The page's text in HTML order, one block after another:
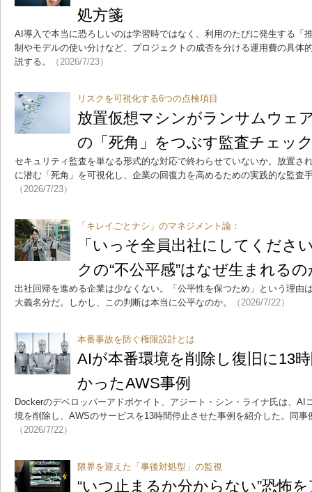
処方箋
AI導入で本当に恐ろしいのは学習時ではなく、利用のたびに発生する「
制やモデルの使い分けなど、プロジェクトの成否を分ける運用費の具体
説する。
（2026/7/23）
リスクを可視化する6つの点検項目
放置仮想マシンがランサムウ
の「死角」をつぶす監査チェッ
セキュリティ監査を単なる形式的な対応で終わらせていないか。放置さ
に潜む「死角」を可視化し、企業の回復力を高めるための実践的な監査
（2026/7/23）
「キレイごとナシ」のマネジメント論：
「いっそ全員出社にしてくだ
クの“不公平感”はなぜ生まれるの
出社回帰を進める企業は少なくない。「公平性を保つため」という理由
大義名分だ。しかし、この判断は本当に公平なのか。
（2026/7/22）
本番事故を防ぐ権限設計とは
AIが本番環境を削除し復旧に13
かったAWS事例
Dockerのデベロッパーアドボケイト、アジート・シン・ライナ氏は、AI
境を削除し、AWSのサービスを13時間停止させた事例を紹介した。同
（2026/7/22）
限界を迎えた「事後対処型」の監視
“いつ止まるか分からない”恐怖